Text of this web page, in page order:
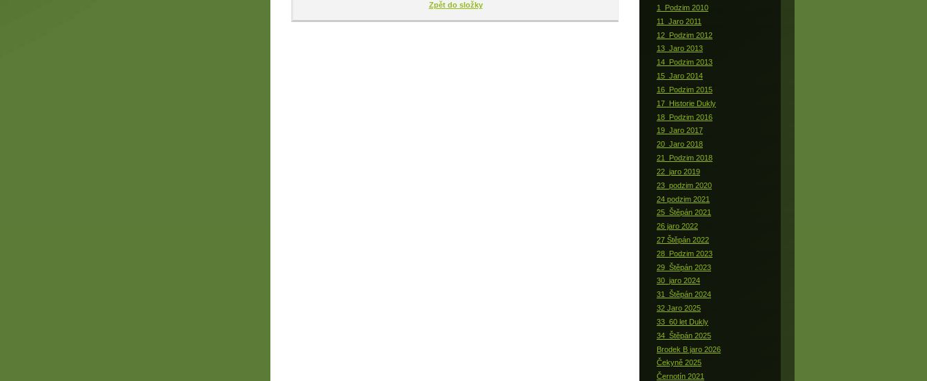
Zpět do složky
1_Podzim 2010
11_Jaro 2011
12_Podzim 2012
13_Jaro 2013
14_Podzim 2013
15_Jaro 2014
16_Podzim 2015
17_Historie Dukly
18_Podzim 2016
19_Jaro 2017
20_Jaro 2018
21_Podzim 2018
22_jaro 2019
23_podzim 2020
24 podzim 2021
25_Štěpán 2021
26 jaro 2022
27 Štěpán 2022
28_Podzim 2023
29_Štěpán 2023
30_jaro 2024
31_Štěpán 2024
32 Jaro 2025
33_60 let Dukly
34_Štěpán 2025
Brodek B jaro 2026
Čekyně 2025
Černotín 2021